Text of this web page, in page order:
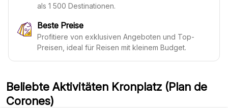
als 1 500 Destinationen.
Beste Preise
Profitiere von exklusiven Angeboten und Top-
Preisen, ideal für Reisen mit kleinem Budget.
Beliebte Aktivitäten Kronplatz (Plan de
Corones)